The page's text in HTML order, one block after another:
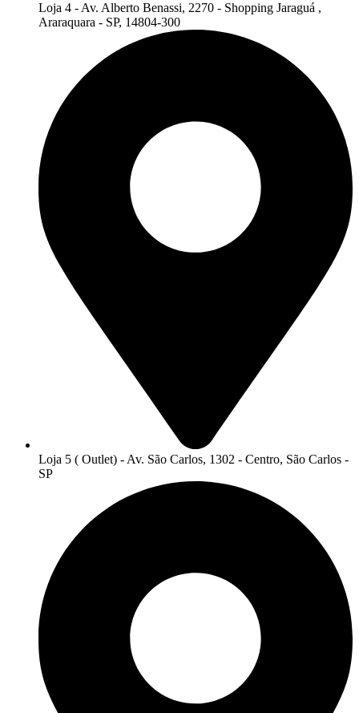
Loja 4 - Av. Alberto Benassi, 2270 - Shopping Jaraguá ,
Araraquara - SP, 14804-300
Loja 5 ( Outlet) - Av. São Carlos, 1302 - Centro, São Carlos -
SP